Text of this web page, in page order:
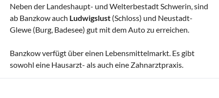
Neben der Landeshaupt- und Welterbestadt Schwerin, sind
ab Banzkow auch Ludwigslust (Schloss) und Neustadt-
Glewe (Burg, Badesee) gut mit dem Auto zu erreichen.
Banzkow verfügt über einen Lebensmittelmarkt. Es gibt
sowohl eine Hausarzt- als auch eine Zahnarztpraxis.